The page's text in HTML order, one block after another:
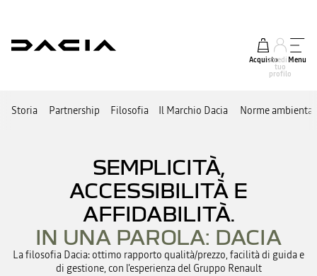
Acquistoaccedi al
tuo
profilo
Menu
Storia Partnership Filosofia Il Marchio Dacia Norme
SEMPLICITÀ,
ACCESSIBILITÀ E
AFFIDABILITÀ.
IN UNA PAROLA: DACIA
La filosofia Dacia: ottimo rapporto qualità/prezzo, facilità di guida e
di gestione, con l'esperienza del Gruppo Renault